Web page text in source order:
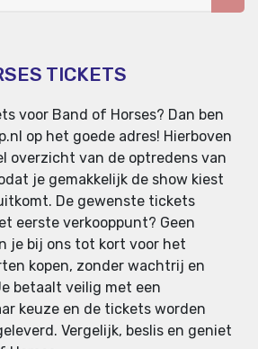
TICKETS
voor Band of Horses? Dan ben
op het goede adres! Hierboven
overzicht van de optredens van
je gemakkelijk de show kiest
De gewenste tickets
eerste verkooppunt? Geen
je bij ons tot kort voor het
kopen, zonder wachtrij en
betaalt veilig met een
keuze en de tickets worden
Vergelijk, beslis en geniet